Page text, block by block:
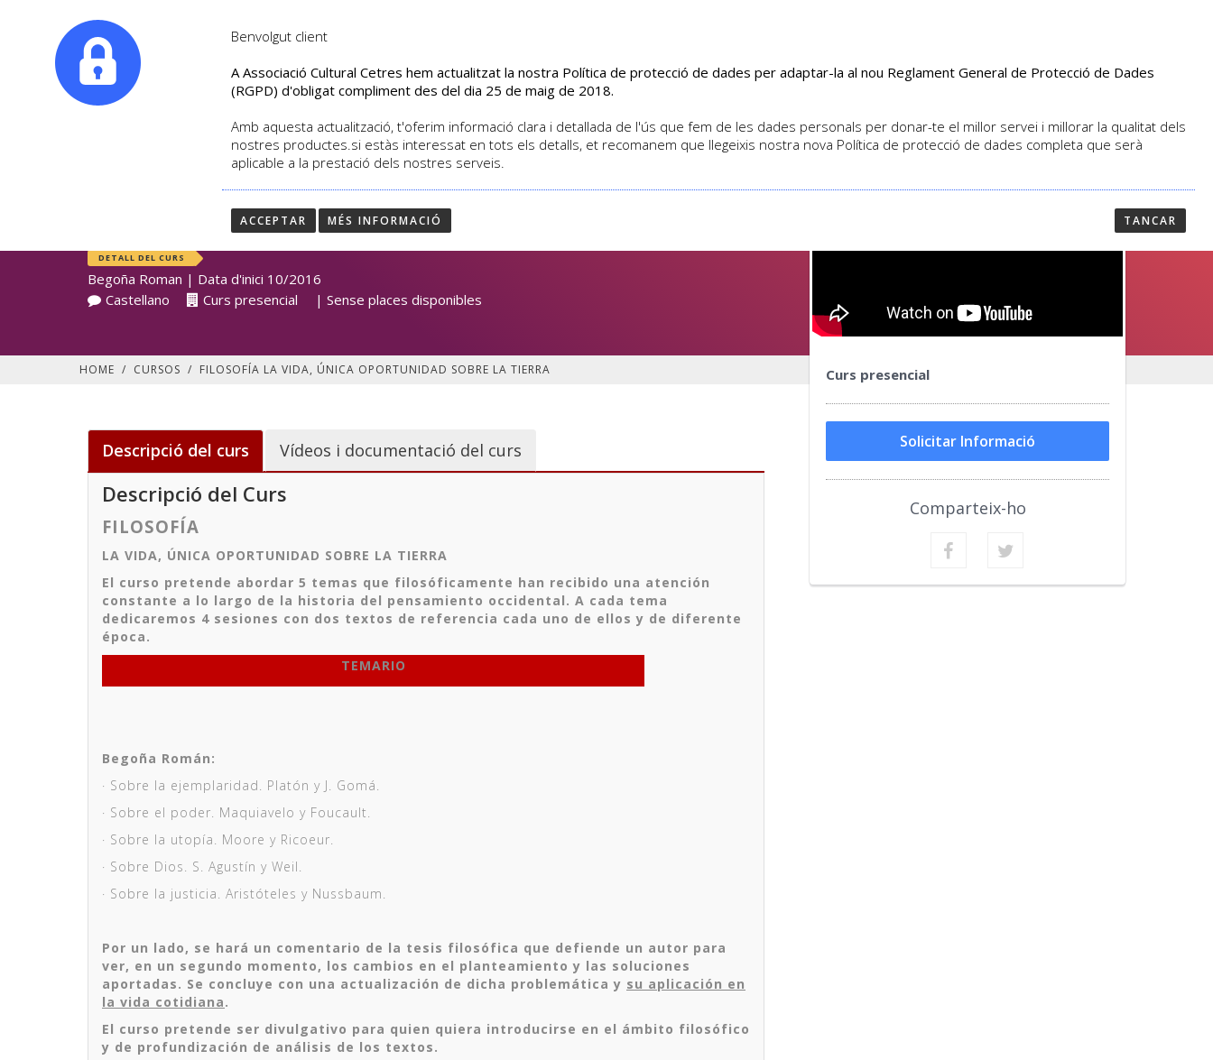
EL CENTRE CURSOS ACTIVITATS ASSOCIATS PROFESSORAT NOTICIES CONTACTAR
FILOSOFÍA LA VIDA, ÚNICA OPORTUNIDAD
SOBRE LA TIERRA
DETALL DEL CURS
Begoña Roman | Data d'inici 10/2016
Castellano
Curs presencial | Sense places disponibles
HOME / CURSOS / FILOSOFÍA LA VIDA, ÚNICA OPORTUNIDAD SOBRE LA TIERRA
Descripció del curs Vídeos i documentació del curs
Descripció del Curs
FILOSOFÍA
LA VIDA, ÚNICA OPORTUNIDAD SOBRE LA TIERRA
El curso pretende abordar 5 temas que filosóficamente han recibido una atención
constante a lo largo de la historia del pensamiento occidental. A cada tema
dedicaremos 4 sesiones con dos textos de referencia cada uno de ellos y de diferente
época.
TEMARIO
Begoña Román:
· Sobre la ejemplaridad. Platón y J. Gomá.
· Sobre el poder. Maquiavelo y Foucault.
· Sobre la utopía. Moore y Ricoeur.
· Sobre Dios. S. Agustín y Weil.
· Sobre la justicia. Aristóteles y Nussbaum.
Por un lado, se hará un comentario de la tesis filosófica que defiende un autor para
ver, en un segundo momento, los cambios en el planteamiento y las soluciones
aportadas. Se concluye con una actualización de dicha problemática y su aplicación en
la vida cotidiana.
El curso pretende ser divulgativo para quien quiera introducirse en el ámbito filosófico
y de profundización de análisis de los textos.
Curs presencial
Solicitar Informació
Comparteix-ho
Benvolgut client
A Associació Cultural Cetres hem actualitzat la nostra Política de protecció de dades per adaptar-la al nou Reglament General de Protecció de Dades
(RGPD) d'obligat compliment des del dia 25 de maig de 2018.
Amb aquesta actualització, t'oferim informació clara i detallada de l'ús que fem de les dades personals per donar-te el millor servei i millorar la qualitat dels
nostres productes.si estàs interessat en tots els detalls, et recomanem que llegeixis nostra nova Política de protecció de dades completa que serà
aplicable a la prestació dels nostres serveis.
ACCEPTAR MÉS INFORMACIÓ TANCAR